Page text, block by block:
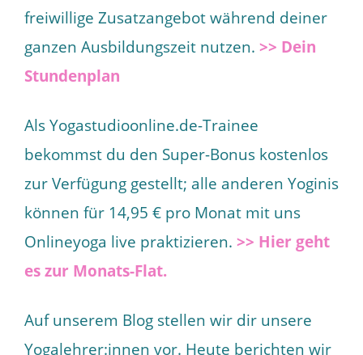
freiwillige Zusatzangebot während deiner
ganzen Ausbildungszeit nutzen. >> Dein
Stundenplan
Als Yogastudioonline.de-Trainee
bekommst du den Super-Bonus kostenlos
zur Verfügung gestellt; alle anderen Yoginis
können für 14,95 € pro Monat mit uns
Onlineyoga live praktizieren. >> Hier geht
es zur Monats-Flat.
Auf unserem Blog stellen wir dir unsere
Yogalehrer:innen vor. Heute berichten wir